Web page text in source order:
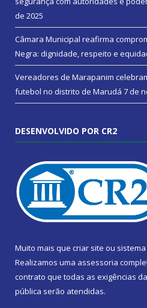
de 2025
Câmara Municipal reafirma
Negra: dignidade, respeito e
Vereadores de Marapanim
futebol no distrito de Marudá 7 de
DESENVOLVIDO POR CR2
Muito mais que criar site ou
Realizamos uma assessoria
contrato que todas as exigências
pública serão atendidas.